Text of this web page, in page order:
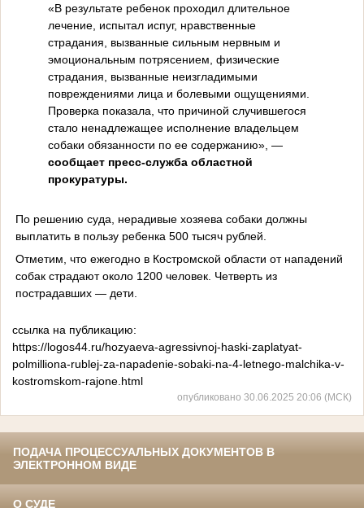
«В результате ребенок проходил длительное
лечение, испытал испуг, нравственные
страдания, вызванные сильным нервным и
эмоциональным потрясением, физические
страдания, вызванные неизгладимыми
повреждениями лица и болевыми ощущениями.
Проверка показала, что причиной случившегося
стало ненадлежащее исполнение владельцем
собаки обязанности по ее содержанию», —
сообщает пресс-служба областной
прокуратуры.
По решению суда, нерадивые хозяева собаки должны
выплатить в пользу ребенка 500 тысяч рублей.
Отметим, что ежегодно в Костромской области от нападений
собак страдают около 1200 человек. Четверть из
пострадавших — дети.
ссылка на публикацию:
https://logos44.ru/hozyaeva-agressivnoj-haski-zaplatyat-
polmilliona-rublej-za-napadenie-sobaki-na-4-letnego-malchika-v-
kostromskom-rajone.html
опубликовано 30.06.2025 20:06 (МСК)
ПОДАЧА ПРОЦЕССУАЛЬНЫХ ДОКУМЕНТОВ В
ЭЛЕКТРОННОМ ВИДЕ
О СУДЕ